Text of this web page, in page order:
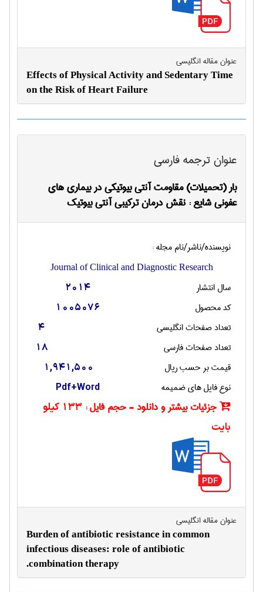
عنوان مقاله انگليسی
Effects of Physical Activity and Sedentary Time
on the Risk of Heart Failure
عنوان ترجمه فارسی
بار (تحمیلات) مقاومت آنتی بیوتیکی در بیماری های
عفونی شایع : نقش درمان ترکیبی آنتی بیوتیک
نویسنده/ناشر/نام مجله :
Journal of Clinical and Diagnostic Research
سال انتشار 2014
کد محصول 1005076
تعداد صفحات انگليسی 4
تعداد صفحات فارسی 18
قیمت بر حسب ریال 1,941,500
نوع فایل های ضمیمه Pdf+Word
جزئیات بیشتر و دانلود - حجم فایل :
133 کیلو
بایت
عنوان مقاله انگليسی
Burden of antibiotic resistance in common
infectious diseases: role of antibiotic
combination therapy.